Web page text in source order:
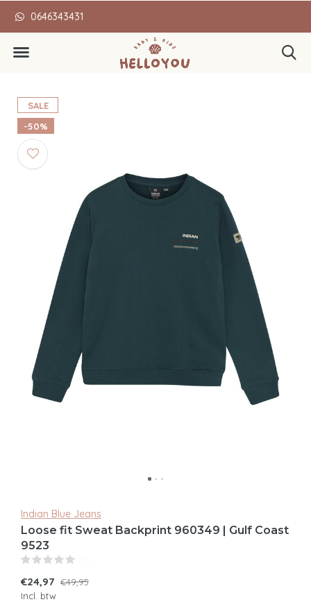
0646343431
SALE
-50%
Indian Blue Jeans
Loose fit Sweat Backprint 960349 | Gulf Coast
9523
€24,97 €49,95
Incl. btw